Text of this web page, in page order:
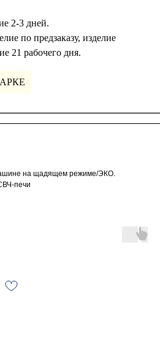
2-3 дней.
по предзаказу, изделие
21 рабочего дня.
на щадящем режиме/ЭКО.
печи